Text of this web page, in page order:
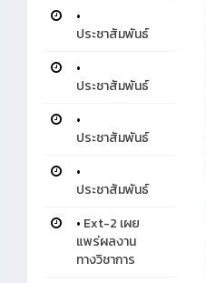
•
ประชาสัมพันธ์
•
ประชาสัมพันธ์
•
ประชาสัมพันธ์
•
ประชาสัมพันธ์
• Ext-2 เผย
แพร่ผลงาน
ทางวิชาการ